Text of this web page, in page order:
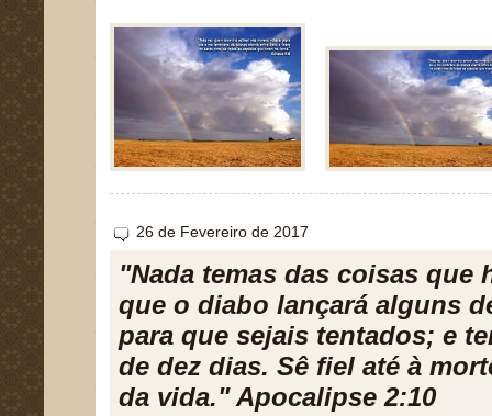
26 de Fevereiro de 2017
"Nada temas das coisas que
que o diabo lançará alguns
para que sejais tentados; e
de dez dias. Sê fiel até à
da vida." Apocalipse 2:10